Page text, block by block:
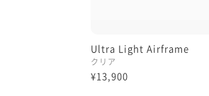
Ultra Light Airframe
クリア
¥13,900